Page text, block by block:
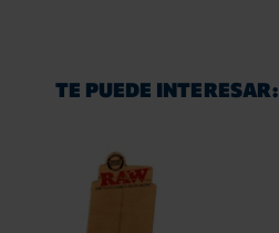
TE PUEDE INTERESAR: